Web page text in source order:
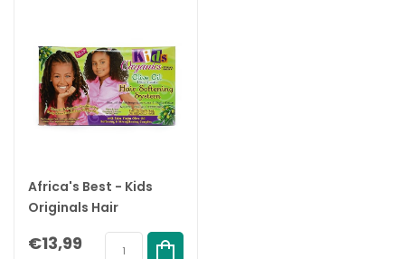
Africa's Best - Kids
Originals Hair
Softening - 1 Complete
Behandeling
€13,99